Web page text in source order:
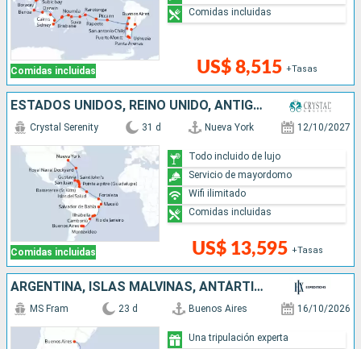
Comidas incluidas US$ 8,515 +Tasas
Comidas incluidas
ESTADOS UNIDOS, REINO UNIDO, ANTIGUA Y BARBUDA, FRANCIA, PUERTO RICO, SANTA LUCIA, TRINIDAD Y TOBAGO, BRASIL, URUGUAY, ARGENTINA
Comidas incluidas
Crystal Serenity 31 d Nueva York 12/10/2027
US$ 13,595 +Tasas
Todo incluido de lujo
Servicio de mayordomo
Wifi ilimitado
Comidas incluidas
ARGENTINA, ISLAS MALVINAS, ANTÁRTICO, REINO UNIDO, CHILE
MS Fram 23 d Buenos Aires 16/10/2026
Una tripulación experta